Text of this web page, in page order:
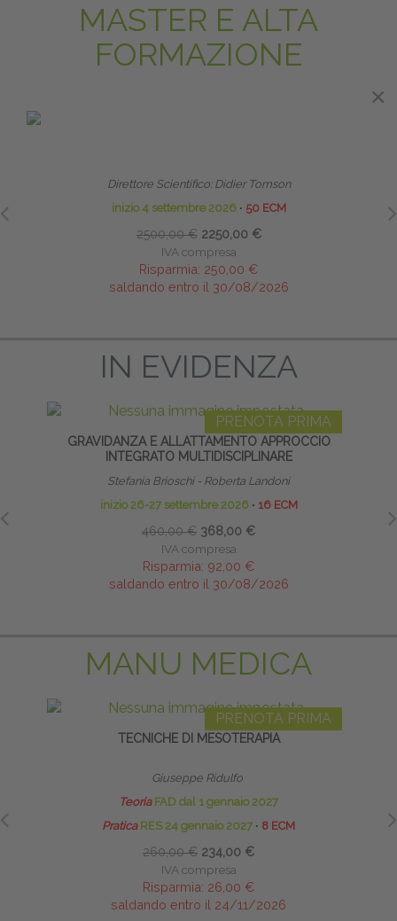
MASTER E ALTA
FORMAZIONE
Direttore Scientifico: Didier Tomson
inizio 4 settembre 2026 ∙ 50 ECM
2500,00 € 2250,00 €
IVA compresa
Risparmia: 250,00 €
saldando entro il 30/08/2026
IN EVIDENZA
PRENOTA PRIMA
GRAVIDANZA E ALLATTAMENTO APPROCCIO
INTEGRATO MULTIDISCIPLINARE
Stefania Brioschi - Roberta Landoni
inizio 26-27 settembre 2026 ∙ 16 ECM
460,00 € 368,00 €
IVA compresa
Risparmia: 92,00 €
saldando entro il 30/08/2026
MANU MEDICA
PRENOTA PRIMA
TECNICHE DI MESOTERAPIA
Giuseppe Ridulfo
Teoria FAD dal 1 gennaio 2027
PraticaRES 24 gennaio 2027 ∙ 8 ECM
260,00 € 234,00 €
IVA compresa
Risparmia: 26,00 €
saldando entro il 24/11/2026
×
×